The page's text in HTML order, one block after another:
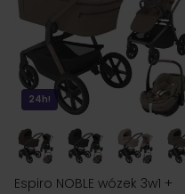
24h!
Espiro NOBLE wózek 3w1 +